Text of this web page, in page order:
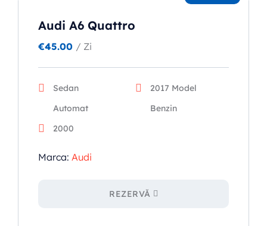
Audi A6 Quattro
€45.00 / Zi
Sedan
2017 Model
Automat
Benzin
2000
Marca: Audi
REZERVĂ